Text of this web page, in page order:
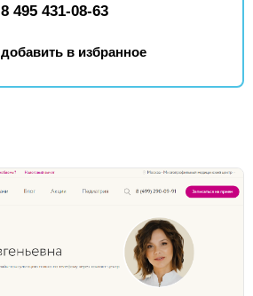
8 495 431-08-63
добавить в избранное